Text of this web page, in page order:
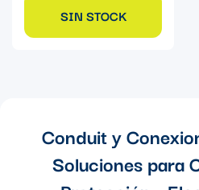
SIN STOCK
Conduit y
Soluciones para